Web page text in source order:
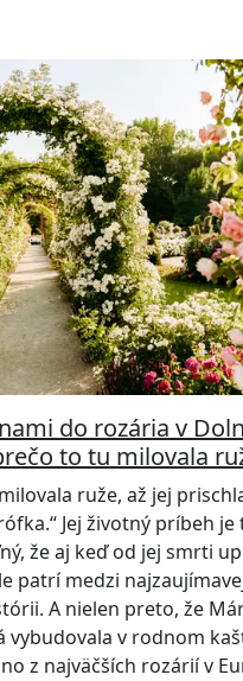
do rozária v
to tu milovala
ruže, až jej
Jej životný príbeh je
že aj keď od jej smrti
patrí medzi
A nielen preto, že
vybudovala v rodnom
z najväčších rozárií v